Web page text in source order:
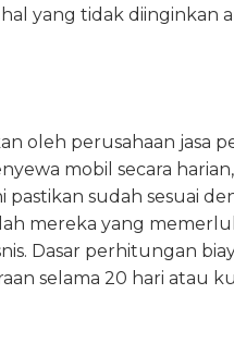
yang tidak diinginkan
oleh perusahaan jasa
mobil secara
pastikan sudah sesuai
mereka yang
Dasar perhitungan
selama 20 hari atau